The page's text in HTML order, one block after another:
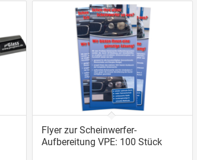
Flyer zur Scheinwerfer-
Aufbereitung VPE: 100 Stück